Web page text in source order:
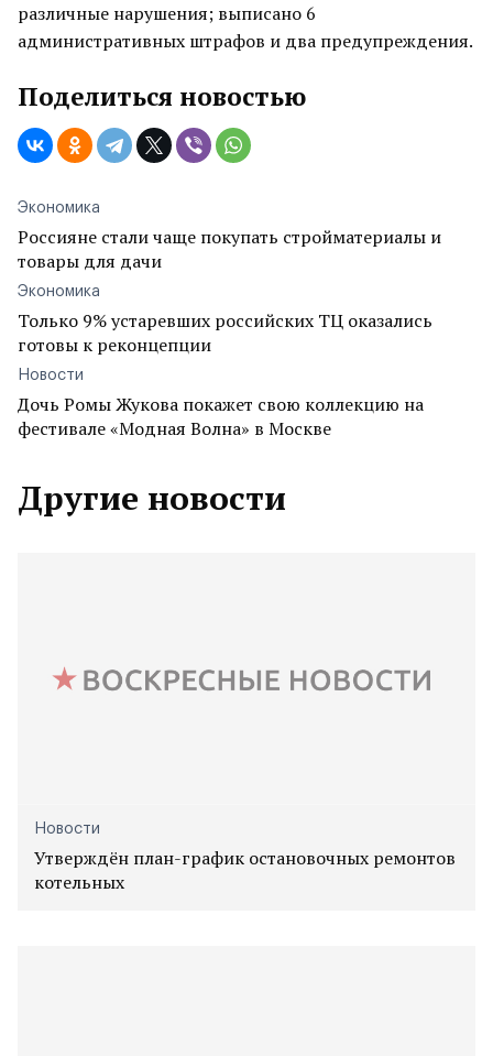
различные нарушения; выписано 6
административных штрафов и два предупреждения.
Поделиться новостью
Экономика
Россияне стали чаще покупать стройматериалы и
товары для дачи
Экономика
Только 9% устаревших российских ТЦ оказались
готовы к реконцепции
Новости
Дочь Ромы Жукова покажет свою коллекцию на
фестивале «Модная Волна» в Москве
Другие новости
Новости
Утверждён план-график остановочных ремонтов
котельных